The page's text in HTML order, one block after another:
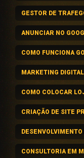
GESTOR DE
ANUNCIAR NO
COMO FUNCIONA
MARKETING
COMO COLOCAR
CRIAÇÃO DE SITE
CONSULTORIA EM